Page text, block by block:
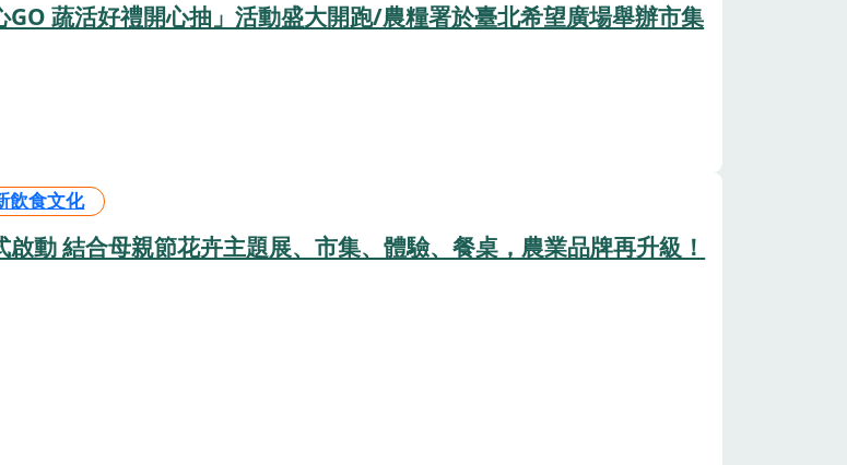
蔬活好禮開心抽」活動盛大開跑/農糧署於臺北希望廣場舉辦市集
飲食文化
動 結合母親節花卉主題展、市集、體驗、餐桌，農業品牌再升級！